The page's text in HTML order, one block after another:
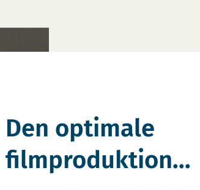
Den optimale
filmproduktion...